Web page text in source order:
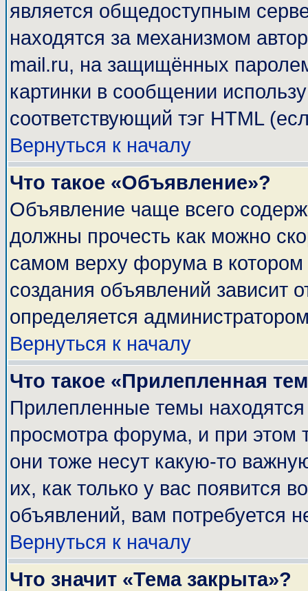
является общедоступным
находятся за механизмом
mail.ru, на защищённых
картинки в сообщении
соответствующий тэг HTML
Вернуться к началу
Что такое «Объявление»?
Объявление чаще всего
должны прочесть как можно
самом верху форума в
создания объявлений зависит
определяется
Вернуться к началу
Что такое «Прилепленная
Прилепленные темы
просмотра форума, и при этом
они тоже несут какую-то
их, как только у вас появится
объявлений, вам потребуется
Вернуться к началу
Что значит «Тема закрыта»?